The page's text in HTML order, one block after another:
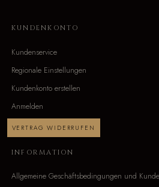
KUNDENKONTO
Kundenservice
Regionale Einstellungen
Kundenkonto erstellen
Anmelden
VERTRAG WIDERRUFEN
INFORMATION
Allgemeine Geschäftsbedingungen und